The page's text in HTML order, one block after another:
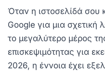
Όταν η ιστοσελίδά σου
Google για μια σχετική
το μεγαλύτερο μέρος
επισκεψιμότητας για
2026, η έννοια έχει